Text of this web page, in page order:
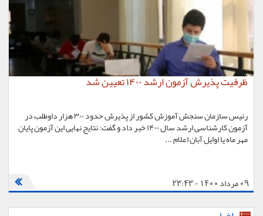
ظرفیت پذیرش آزمون ارشد ۱۴۰۰ تعیین شد
رئیس سازمان سنجش آموزش کشور از پذیرش حدود ۳۰۰ هزار داوطلب در
آزمون کارشناسی ارشد سال ۱۴۰۰ خبر داد و گفت: نتایج نهایی این آزمون پایان
مهر ماه یا اوایل آبان اعلام ...
09 مرداد 1400 - 23:43